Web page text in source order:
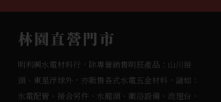
林園直營門市
明利興水電材料行，除專營銷售明辰產品：山川接
頭、東星浮球外，亦販售各式水電五金材料，諸如：
水電配管、接合另件、水龍頭、衛浴設備、流理台、